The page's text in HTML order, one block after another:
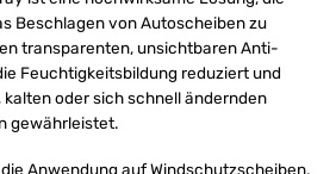
Beschlagen von Autoscheiben zu
transparenten, unsichtbaren Anti-
Feuchtigkeitsbildung reduziert und
oder sich schnell ändernden
gewährleistet.
Anwendung auf Windschutzscheiben,